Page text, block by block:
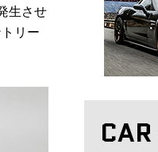
生させ
リー
CAR